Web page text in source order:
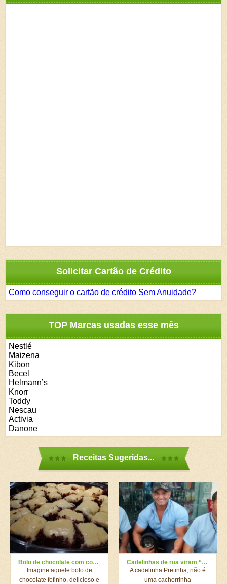
Solicitar Cartão de Crédito
Como conseguir o cartão de crédito Sem Anuidade?
TOP Marcas usadas esse mês
Nestlé
Maizena
Kibon
Becel
Helmann’s
Knorr
Toddy
Nescau
Activia
Danone
Receitas Sugeridas...
Bolo de chocolate com cobertura de Leite Ninho
Imagine aquele bolo de
chocolate fofinho, delicioso e
Cadelinhas de rua viram “frentistas” postos de gasolina de Divinópolis e encantam moradores
A cadelinha Pretinha, não é
uma cachorrinha